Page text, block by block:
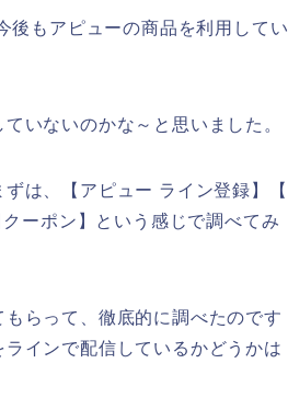
もアピューの商品を利用してい
いないのかな～と思いました。
は、【アピュー ライン登録】【
ーポン】という感じで調べてみ
らって、徹底的に調べたのです
インで配信しているかどうかは